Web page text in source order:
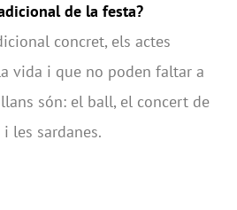
de la festa?
concret, els actes
vida i que no poden faltar a
són: el ball, el concert de
les sardanes.